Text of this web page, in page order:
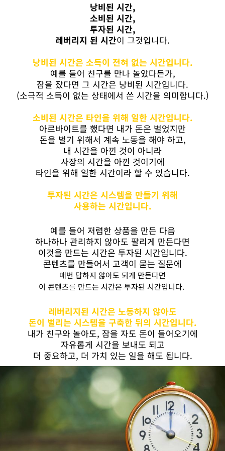
낭비된 시간,
소비된 시간,
투자된 시간,
레버리지 된 시간이 그것입니다.
낭비된 시간은 소득이 전혀 없는 시간입니다.
예를 들어 친구를 만나 놀았다든가,
잠을 잤다면 그 시간은 낭비된 시간입니다.
(소극적 소득이 없는 상태에서 쓴 시간을 의미합니다.)
소비된 시간은 타인을 위해 일한 시간입니다.
아르바이트를 했다면 내가 돈은 벌었지만
돈을 벌기 위해서 계속 노동을 해야 하고,
내 시간을 아낀 것이 아니라
사장의 시간을 아낀 것이기에
타인을 위해 일한 시간이라 할 수 있습니다.
투자된 시간은 시스템을 만들기 위해
사용하는 시간입니다.
예를 들어 저렴한 상품을 만든 다음
하나하나 관리하지 않아도 팔리게 만든다면
이것을 만드는 시간은 투자된 시간입니다.
콘텐츠를 만들어서 고객이 묻는 질문에
매번 답하지 않아도 되게 만든다면
이 콘텐츠를 만드는 시간은 투자된 시간입니다.
레버리지된 시간은 노동하지 않아도
돈이 벌리는 시스템을 구축한 뒤의 시간입니다.
내가 친구와 놀아도, 잠을 자도 돈이 들어오기에
자유롭게 시간을 보내도 되고
더 중요하고, 더 가치 있는 일을 해도 됩니다.